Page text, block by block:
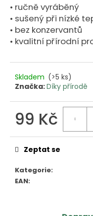
• ručně vyráběný
• sušený při nízké
• bez konzervantů
• kvalitní přírodní
Skladem (>5 ks)
Značka:Díky přírodě
99 Kč
cena:
Kategorie:
EAN:
Zeptat se
D
o
p
u
u
m
e